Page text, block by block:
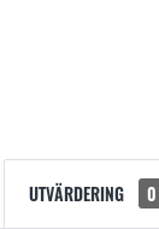
UTVÄRDERING 0